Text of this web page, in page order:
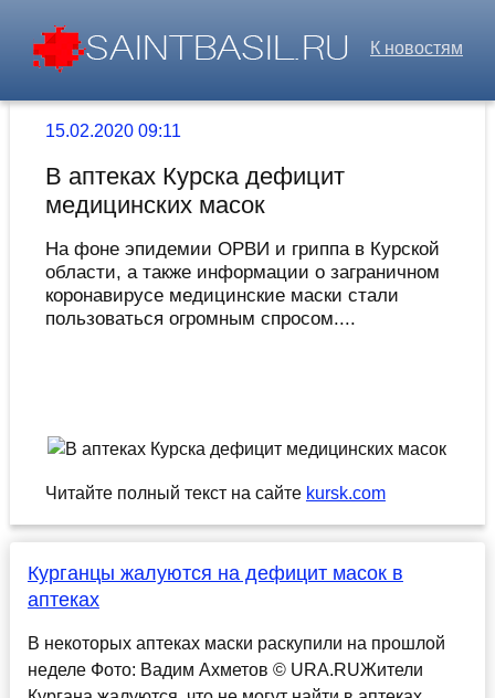
К новостям
15.02.2020 09:11
В аптеках Курска дефицит
медицинских масок
На фоне эпидемии ОРВИ и гриппа в Курской
области, а также информации о заграничном
коронавирусе медицинские маски стали
пользоваться огромным спросом....
Читайте полный текст на сайте kursk.com
Курганцы жалуются на дефицит масок в
аптеках
В некоторых аптеках маски раскупили на прошлой
неделе Фото: Вадим Ахметов © URA.RUЖители